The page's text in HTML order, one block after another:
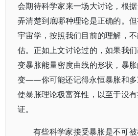
会期待科学家来一场大讨论，根据
弄清楚到底哪种理论是正确的。
宇宙学，按照我们目前的理解，
估。正如上文讨论过的，如果我
变暴胀能量密度曲线的形状，暴
变——你可能还记得永恒暴胀和多
使暴胀理论极富弹性，以至于没
证。
有些科学家接受暴胀是不可